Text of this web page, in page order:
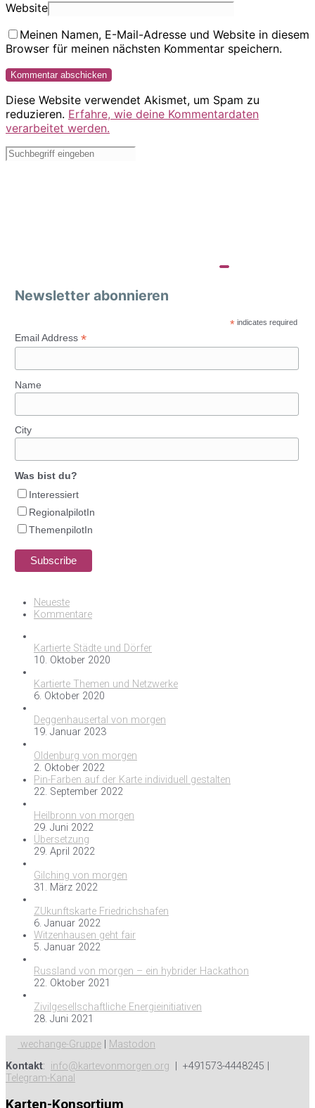
Website
Meinen Namen, E-Mail-Adresse und Website in diesem
Browser für meinen nächsten Kommentar speichern.
Diese Website verwendet Akismet, um Spam zu
reduzieren. Erfahre, wie deine Kommentardaten
verarbeitet werden.
Newsletter abonnieren
* indicates required
Email Address *
Name
City
Was bist du?
Interessiert
RegionalpilotIn
ThemenpilotIn
Neueste
Kommentare
Kartierte Städte und Dörfer
10. Oktober 2020
Kartierte Themen und Netzwerke
6. Oktober 2020
Deggenhausertal von morgen
19. Januar 2023
Oldenburg von morgen
2. Oktober 2022
Pin-Farben auf der Karte individuell gestalten
22. September 2022
Heilbronn von morgen
29. Juni 2022
Übersetzung
29. April 2022
Gilching von morgen
31. März 2022
ZUkunftskarte Friedrichshafen
6. Januar 2022
Witzenhausen geht fair
5. Januar 2022
Russland von morgen – ein hybrider Hackathon
22. Oktober 2021
Zivilgesellschaftliche Energieinitiativen
28. Juni 2021
wechange-Gruppe
Mastodon
Kontakt: info@kartevonmorgen.org | +491573-4448245 |
Telegram-Kanal
Karten-Konsortium